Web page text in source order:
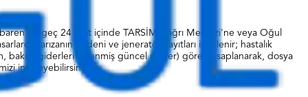
en geç 24 saat içinde TARSİM Çağrı Merkezi'ne veya Oğul
arızanın nedeni ve jeneratör kayıtları incelenir; hastalık
bakım giderleri eklenmiş güncel değer) göre hesaplanarak, dosya
inceleyebilirsiniz.